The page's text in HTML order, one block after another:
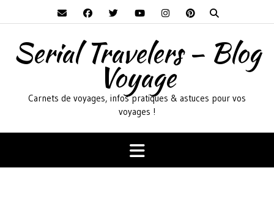
to
Serial Travelers – Blog
Voyage
Carnets de voyages, infos pratiques & astuces pour vos
voyages !